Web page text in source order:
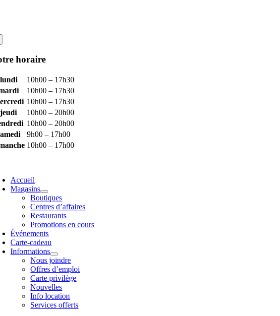
horaire
lundi
10h00 – 17h30
10h00 – 17h30
10h00 – 17h30
jeudi
10h00 – 20h00
10h00 – 20h00
9h00 – 17h00
10h00 – 17h00
Accueil
Magasins
Boutiques
Centres d’affaires
Restaurants
Promotions en cours
Événements
Carte-cadeau
Informations
Nous joindre
Offres d’emploi
Carte privilège
Nouvelles
Info location
Services offerts